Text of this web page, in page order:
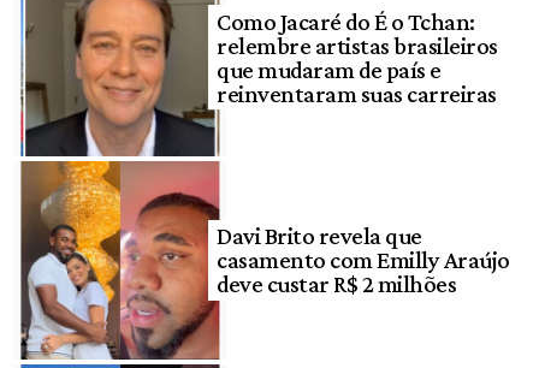
Como Jacaré do É o Tchan:
relembre artistas brasileiros
que mudaram de país e
reinventaram suas carreiras
Davi Brito revela que
casamento com Emilly Araújo
deve custar R$ 2 milhões